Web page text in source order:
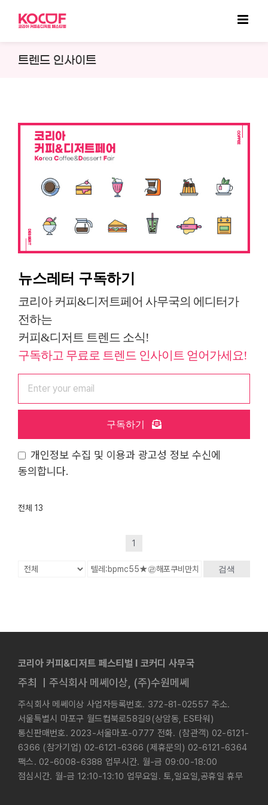
content
트렌드 인사이트
뉴스레터 구독하기
코리아 커피&디저트페어 사무국의 에디터가
전하는
커피&디저트 트렌드 소식!
구독하고 무료로 트렌드 인사이트 얻어가세요!
구독하기
개인정보 수집 및 이용과 광고성 정보 수신에
동의합니다.
전체 13
1
검색
코리아 커피&디저트 페스티벌 l 코커디 사무국
주최 ㅣ주식회사 메쎄이상, (주)수원메쎄
주식회사 메쎄이상 사업자등록번호. 372-81-02557 주소.
서울특별시 마포구 월드컵북로58길9(상암동, ES타워)
통신판매번호. 2023-서울마포-0777 전화. (참관객) 02-6121-
6366 (참가기업) 02-6121-6366 (제휴문의) 02-6121-6364
팩스. 02-6008-6388 업무시간. 월-금 09:00-18:00
점심시간. 월-금 12:10-13:10 업무요일. 토,일요일,공휴일 휴무